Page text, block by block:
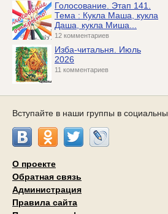
Голосование. Этап 141.
Тема : Кукла Маша, кукла
Даша, кукла Миша...
12 комментариев
Изба-читальня. Июль
2026
11 комментариев
Вступайте в наши группы в
О проекте
Обратная связь
Администрация
Правила сайта